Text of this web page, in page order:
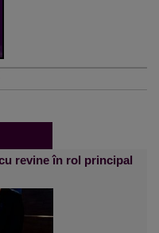
revine în rol principal